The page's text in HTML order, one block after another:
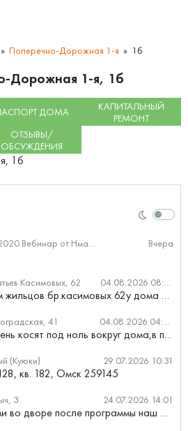
Поперечно-Дорожная 1-я 1б
Дорожная 1-я, 1б
ДОМА
КАПИТАЛЬНЫЙ
РЕМОНТ
ОТЗЫВЫ/
ОБСУЖДЕНИЯ
1б
Гость 7370, 12.03.2020 Вебинар от Нмаркет.ПРО: «Актуальное об ипотеке: что нужно знать» Вчера
Касимовых, 62 04.08.2026 08:34
На сайте форум жильцов бр.касимовых 62у дома растут красивые...
41 04.08.2026 04:46
Почему всю зелень косят под ноль вокруг дома,в полисадниках....
(Куюки) 29.07.2026 10:31
кв. 182, Омск 259145
3 24.07.2026 14:01
что со стоянками во дворе после программы наш двор